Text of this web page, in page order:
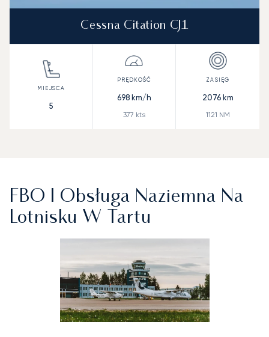
Cessna Citation CJ1
5
698km/h
377 kts
2076km
1121 NM
FBO I Obsługa Naziemna Na
Lotnisku W Tartu